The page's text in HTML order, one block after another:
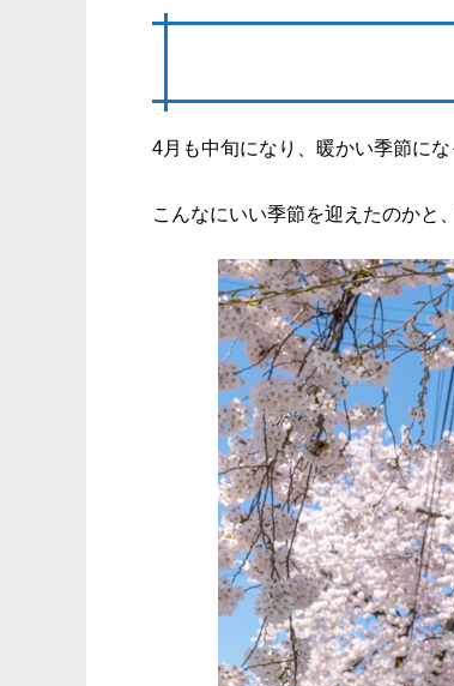
4月も中旬になり、暖かい季節に
こんなにいい季節を迎えたのかと